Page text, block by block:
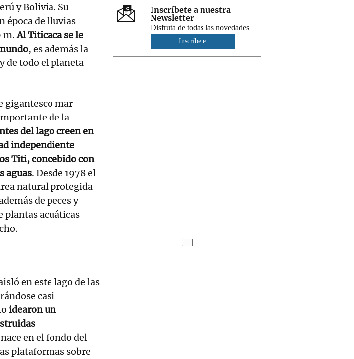
y Bolivia. Su
época de lluvias
m.Al Titicaca se le
, es además la
de todo el planeta
gigantesco mar
de la
del lago creen en
independiente
Titi, concebido con
aguas. Desde 1978 el
natural protegida
de peces y
plantas acuáticas
en este lago de las
casi
idearon un
en el fondo del
plataformas sobre
Inscríbete a nuestra
Newsletter
Disfruta de todas las novedades
Inscríbete